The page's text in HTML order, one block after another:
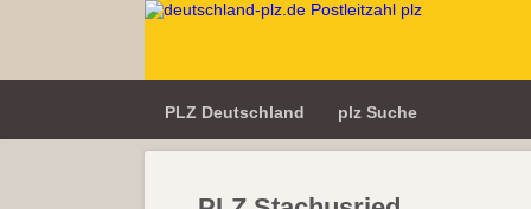
PLZ Deutschland plz Suche